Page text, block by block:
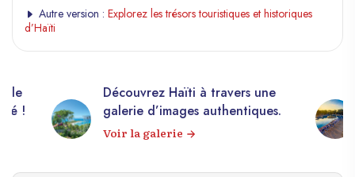
Autre version : Explorez les trésors touristiques et historiques
d’Haïti
à travers une
authentiques.
10 000+ photos libres de
sur Haïti !
Explorez notre banque